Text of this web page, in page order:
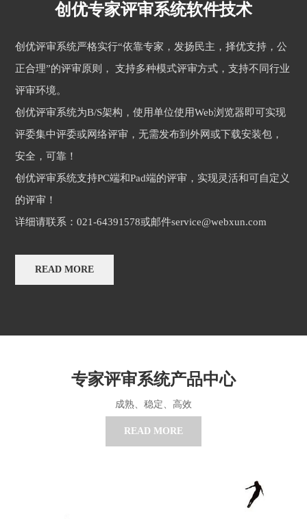
创优专家评审系统软件技术
创优评审系统严格实行“依靠专家，发扬民主，择优支持，公
正合理”的评审原则， 支持多种模式评审方式，支持不同行业
评审环境。
创优评审系统为B/S架构，使用单位使用Web浏览器即可实现
评委集中评委或网络评审，无需发布到外网或下载安装包，
安全，可靠！
创优评审系统支持PC端和Pad端的评审，实现灵活和可自定义
的评审！
详细请联系：021-64391578或邮件service@webxun.com
READ MORE
专家评审系统产品中心
成熟、稳定、高效
READ MORE